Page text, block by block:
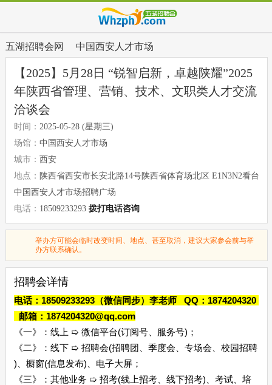
五湖招聘会网 中国西安人才市场
【2025】5月28日 “锐智启新，卓越陕耀”2025
年陕西省管理、营销、技术、文职类人才交流
洽谈会
时间： 2025-05-28 (星期三)
场馆： 中国西安人才市场
城市： 西安
地点： 陕西省西安市长安北路14号陕西省体育场北区 E1N3N2看台
中国西安人才市场招聘广场
电话： 18509233293 拨打电话咨询
举办方可能会临时改变时间、地点、甚至取消，建议大家参会前与举
办方联系确认。
招聘会详情
电话：18509233293（微信同步）李老师 QQ：1874204320
邮箱：1874204320@qq.com
《一》：线上 ➯ 微信平台(订阅号、服务号)；
《二》：线下 ➯ 招聘会(招聘团、季度会、专场会、校园招聘
)、橱窗(信息发布)、电子大屏；
《三》：其他业务 ➯ 招考(线上招考、线下招考)、考试、培